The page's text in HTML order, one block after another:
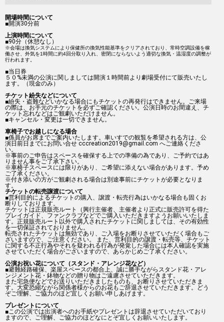
開場時間について
■開演30分前
上演時間について
■90分（休憩なし）
※会場は換気システムにより保健所の換気性能基準をクリアされており、 常時空調設備を稼
働させ、外気を1時間に約4回分取り入れ、密閉にならないよう適切な換気・温湿度の調整が
行われます。
■当日券
５０%未満の公演に関しましては開演１時間前より劇場受付にて販売いたし
ます。（現金のみ）
チケット紛失などについて
■紛失・盗難などいかなる場合にもチケットの再発行はできません。ご来場
の際は、お手元のチケットを必ずご確認ください。公演日時のお間違え、チ
ケット忘れなどはご観劇いただけません。
■キャンセル・変更は一切できません。
車椅子でお越しになる場合
■係員がお席までご案内いたします。車いすでの観覧を希望される方は、公
演日前日までにお問い合せ cccreation2019@gmail.com へご連絡くださ
い。
※事前のご申告はスペースを確保する上での準備の為であり、ご予約ではあ
りません事をご了承下さい。
※車椅子スペースには限りがあり、ご希望に添えない場合があります。予め
ご了承ください。
※付き添いの方がご観劇される場合は別途事前にチケットが必要となりま
す。
チケットの転売譲渡について
■営利目的によるチケットの購入、譲渡・転売行為はいかなる場合も固くお
断りしております。
チケットは正規販売ルート（興行主催者、主催者より正式に販売許可を得た
プレイガイド、ファンクラブなどでご購入いただきますようお願いいたしま
す。正規販売ルート以外で購入されたチケットに関しましては、その有効性
を一切保証されておりません。
転売されたチケットは無効であり、ご入場をお断りさせていただく場合もご
ざいますので、ご注意ください。 また、営利目的の譲渡・転売等、チケット
に関する不正行為やそれを疑われる行為が発覚した場合には本人確認を実施
させていただく場合がございますので、あらかじめご了承ください。
公演お祝い花について（スタンド・アレンジ花など）
■避難経路確保、楽屋スペースの都合上、誠に勝手ながらスタンド花・アレ
ンジメント花・鉢物などの贈り物はご遠慮させていただきます。
また宅急便などでお送りいただきましたものも、お断りさせていただきま
す。大変恐縮ながら関係者様からのお花もご辞退させていただきます。どう
ぞご理解、ご協力のほど宜しくお願い申しあげます。
プレゼントについて
■この公演では出演者へのお手紙やプレゼントは辞退させていただいており
ますので、ご理解、ご協力のほどなにとぞ宜しくお願いいたします。